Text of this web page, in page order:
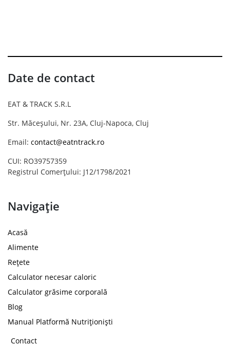
Date de contact
EAT & TRACK S.R.L
Str. Măceșului, Nr. 23A, Cluj-Napoca, Cluj
Email: contact@eatntrack.ro
CUI: RO39757359
Registrul Comerțului: J12/1798/2021
Navigație
Acasă
Alimente
Rețete
Calculator necesar caloric
Calculator grăsime corporală
Blog
Manual Platformă Nutriționiști
Contact